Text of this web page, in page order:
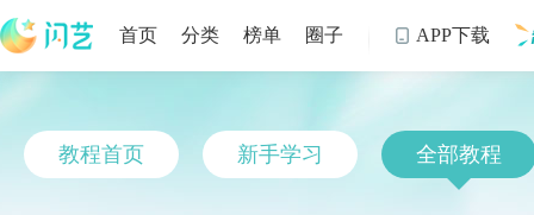
首页 分类 榜单 圈子  APP下载
教程首页 新手学习 全部教程